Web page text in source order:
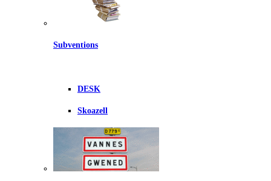
Subventions
DESK
Skoazell